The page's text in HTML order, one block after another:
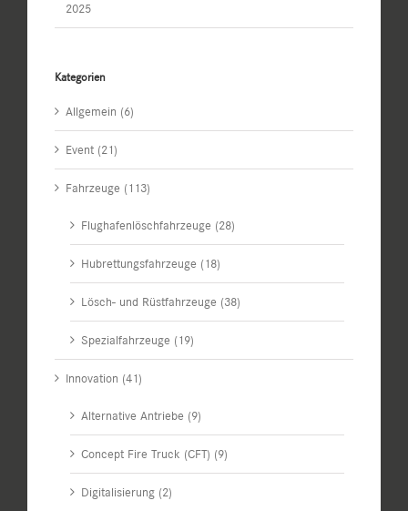
2025
Kategorien
Allgemein (6)
Event (21)
Fahrzeuge (113)
Flughafenlöschfahrzeuge (28)
Hubrettungsfahrzeuge (18)
Lösch- und Rüstfahrzeuge (38)
Spezialfahrzeuge (19)
Innovation (41)
Alternative Antriebe (9)
Concept Fire Truck (CFT) (9)
Digitalisierung (2)